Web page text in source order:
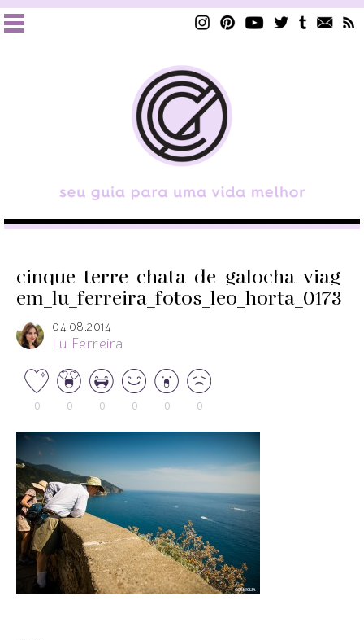
cinque_terre_chata_de_galocha_viag
em_lu_ferreira_fotos_leo_horta_0173
04.08.2014
Lu Ferreira
0 0 0 0 0 0